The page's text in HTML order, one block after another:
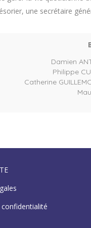
une secrétaire
Damien
Philippe
Catherine